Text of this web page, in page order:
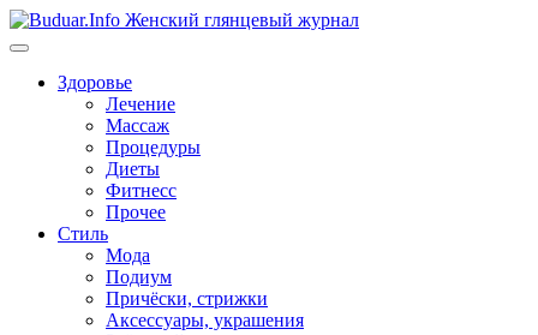
Перейти
к
Здоровье
Лечение
Массаж
Процедуры
Диеты
Фитнесс
Прочее
Стиль
Мода
Подиум
Причёски, стрижки
Аксессуары, украшения